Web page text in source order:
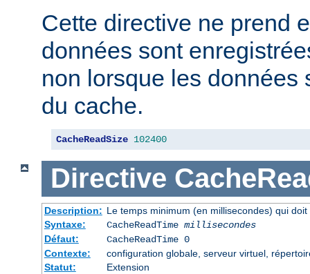
Cette directive ne prend
données sont
non lorsque les données
du cache.
CacheReadSize 102400
Directive
Description: Le temps minimum (en millisecondes) qui
Syntaxe:
CacheReadTime millisecondes
Défaut:
CacheReadTime 0
Contexte:
configuration globale, serveur virtuel,
Statut:
Extension